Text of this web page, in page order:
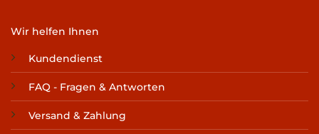
Wir helfen Ihnen
Kundendienst
FAQ - Fragen & Antworten
Versand & Zahlung